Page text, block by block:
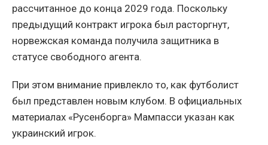
рассчитанное до конца 2029 года. Поскольку
предыдущий контракт игрока был расторгнут,
норвежская команда получила защитника в
статусе свободного агента.
При этом внимание привлекло то, как футболист
был представлен новым клубом. В официальных
материалах «Русенборга» Мампасси указан как
украинский игрок.